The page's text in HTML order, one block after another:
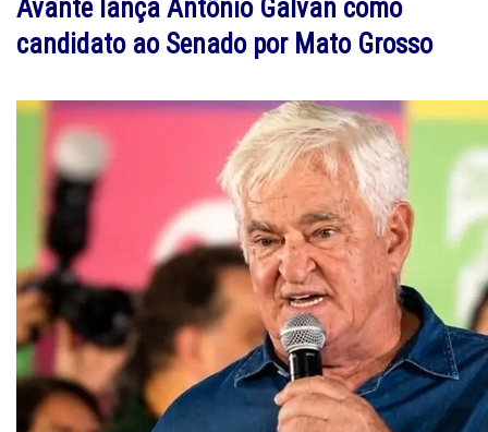
Avante lança Antônio Galvan como
candidato ao Senado por Mato Grosso